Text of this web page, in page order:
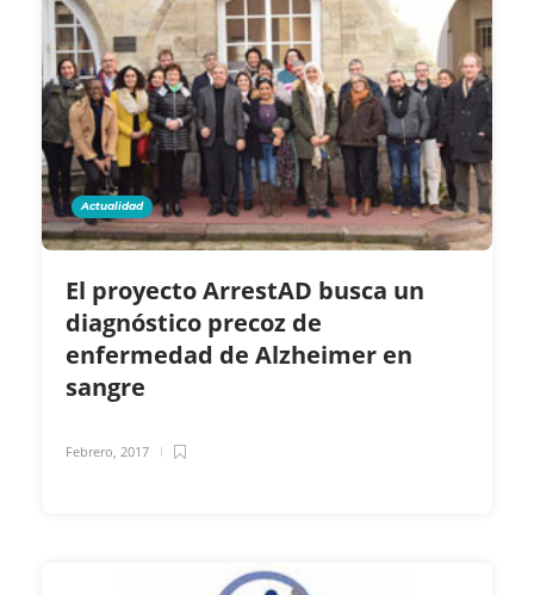
Actualidad
El proyecto ArrestAD busca un
diagnóstico precoz de
enfermedad de Alzheimer en
sangre
Febrero, 2017